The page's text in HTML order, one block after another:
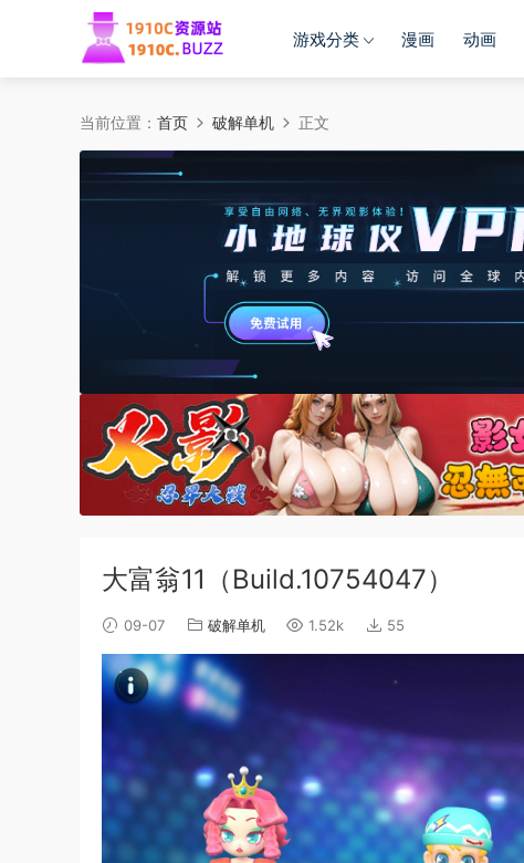
游戏分类 漫画 动画
当前位置： 首页 破解单机 正文
大富翁11（Build.10754047）
09-07 破解单机 1.52k 55